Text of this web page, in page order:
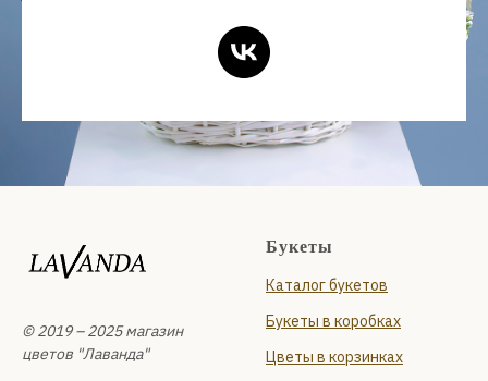
© 2019 – 2025 магазин
цветов "Лаванда"
Букеты
Каталог букетов
Букеты в коробках
Цветы в корзинках